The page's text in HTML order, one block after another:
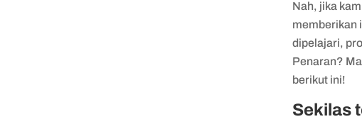
Nah, jika
memberikan
dipelajari,
Penaran?
berikut ini!
Sekilas